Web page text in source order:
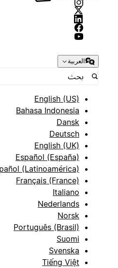
العربية
English (US)
Bahasa Indonesia
Dansk
Deutsch
English (UK)
Español (España)
Español (Latinoamérica)
Français (France)
Italiano
Nederlands
Norsk
Português (Brasil)
Suomi
Svenska
Tiếng Việt